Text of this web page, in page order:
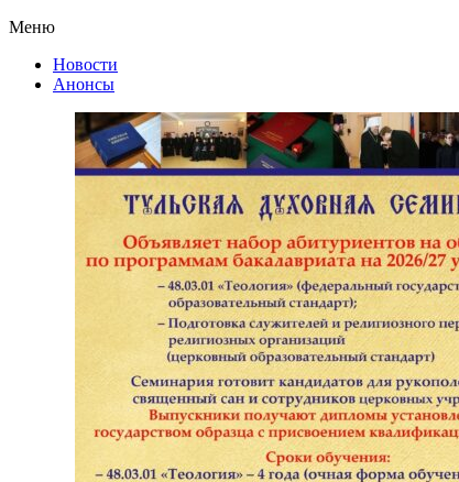
Меню
Новости
Анонсы